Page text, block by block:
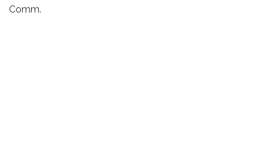
Comm.